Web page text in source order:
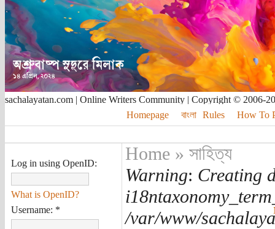
sachalayatan.com | Online Writers Community | Copyright © 2006-
Homepage
বাংলা Rules How To
Log in using OpenID:
What is OpenID?
Username: *
Home» সাহিত্য
Warning: Creating
/var/www/